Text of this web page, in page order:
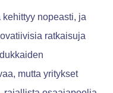
kehittyy nopeasti, ja
ratkaisuja
mutta yritykset